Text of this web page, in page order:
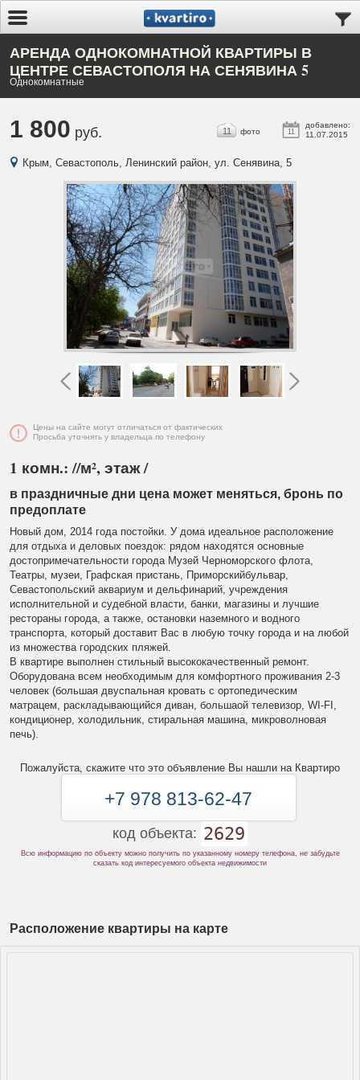
АРЕНДА ОДНОКОМНАТНОЙ КВАРТИРЫ В
ЦЕНТРЕ СЕВАСТОПОЛЯ НА СЕНЯВИНА 5
Однокомнатные
1 800 руб. 11
добавлено:
11.07.2015
11 фото
Крым, Севастополь, Ленинский район, ул. Сенявина, 5
Цены на сайте могут отличаться от фактических
Просьба уточнять у владельца по телефону
1 комн.: //м², этаж /
в праздничные дни цена может меняться, бронь по
предоплате
Новый дом, 2014 года постойки. У дома идеальное расположение
для отдыха и деловых поездок: рядом находятся основные
достопримечательности города Музей Черноморского флота,
Театры, музеи, Графская пристань, Приморскийбульвар,
Севастопольский аквариум и дельфинарий, учреждения
исполнительной и судебной власти, банки, магазины и лучшие
рестораны города, а также, остановки наземного и водного
транспорта, который доставит Вас в любую точку города и на любой
из множества городских пляжей.
В квартире выполнен стильный высококачественный ремонт.
Оборудована всем необходимым для комфортного проживания 2-3
человек (большая двуспальная кровать с ортопедическим
матрацем, раскладывающийся диван, большаой телевизор, WI-FI,
кондиционер, холодильник, стиральная машина, микроволновая
печь).
Пожалуйста, скажите что это объявление Вы нашли на Квартиро
+7 978 813-62-47
код объекта: 2629
Всю информацию по объекту можно получить по указанному номеру телефона, не забудьте
сказать код интересуемого объекта недвижимости
Расположение квартиры на карте